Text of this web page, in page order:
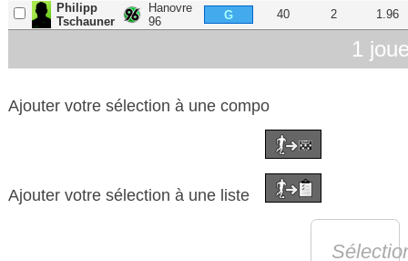
Philipp
Tschauner
Hanovre
96
G 40 2 1.96
1
Ajouter votre sélection à une compo
Ajouter votre sélection à une liste